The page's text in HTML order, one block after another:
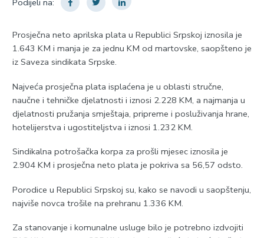
Prosječna neto aprilska plata u Republici Srpskoj iznosila je
1.643 KM i manja je za jednu KM od martovske, saopšteno je
iz Saveza sindikata Srpske.
Najveća prosječna plata isplaćena je u oblasti stručne,
naučne i tehničke djelatnosti i iznosi 2.228 KM, a najmanja u
djelatnosti pružanja smještaja, pripreme i posluživanja hrane,
hotelijerstva i ugostiteljstva i iznosi 1.232 KM.
Sindikalna potrošačka korpa za prošli mjesec iznosila je
2.904 KM i prosječna neto plata je pokriva sa 56,57 odsto.
Porodice u Republici Srpskoj su, kako se navodi u saopštenju,
najviše novca trošile na prehranu 1.336 KM.
Za stanovanje i komunalne usluge bilo je potrebno izdvojiti